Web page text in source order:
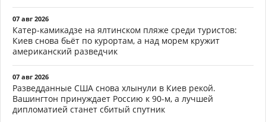
07 авг 2026
Катер-камикадзе на ялтинском пляже среди туристов:
Киев снова бьёт по курортам, а над морем кружит
американский разведчик
07 авг 2026
Разведданные США снова хлынули в Киев рекой.
Вашингтон принуждает Россию к 90-м, а лучшей
дипломатией станет сбитый спутник